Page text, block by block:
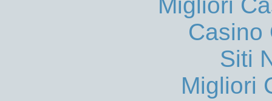
Casino
Siti
Migliori